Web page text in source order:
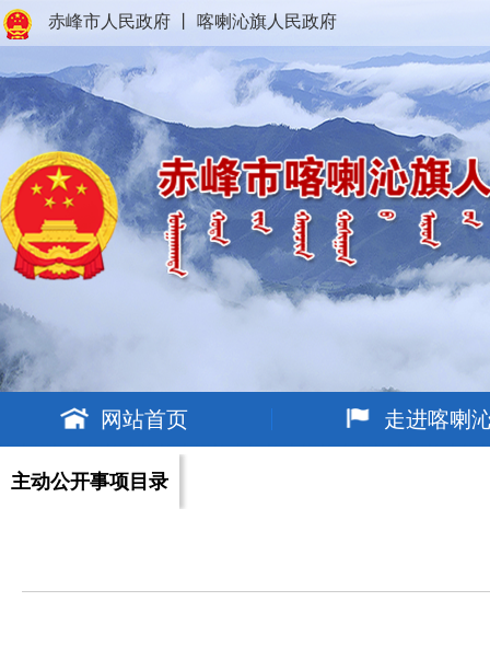
赤峰市人民政府 喀喇沁旗人民政府
网站首页 走进喀喇
主动公开事项目录